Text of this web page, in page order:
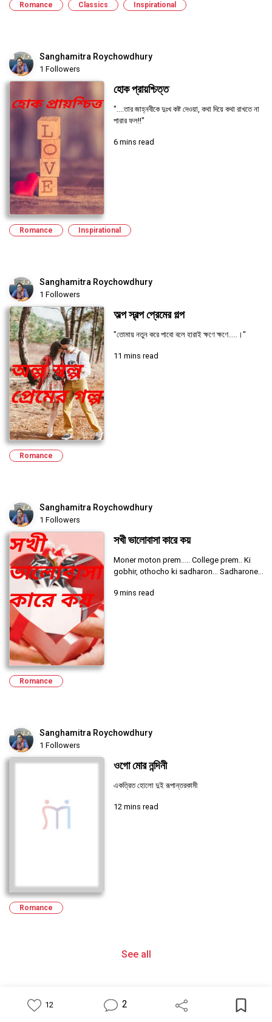
Profile
Romance Classics Inspirational
Sanghamitra Roychowdhury
1 Followers
হোক প্রায়শ্চিত্ত
"....তার জাহ্নবীকে দুঃখ কষ্ট দেওয়া, কথা দিয়ে কথা রাখতে না
পারার ফল!!"
6 mins read
Romance Inspirational
Sanghamitra Roychowdhury
1 Followers
অল্প স্বল্প প্রেমের গল্প
"তোমায় নতুন করে পাবো বলে হারাই ক্ষণে ক্ষণে.....।"
11 mins read
Romance
Sanghamitra Roychowdhury
1 Followers
সখী ভালোবাসা কারে কয়
Moner moton prem..... College prem.. Ki
gobhir, othocho ki sadharon... Sadharone...
9 mins read
Romance
Sanghamitra Roychowdhury
1 Followers
ওগো মোর নন্দিনী
একত্রিত হোলো দুই রূপান্তরকামী
12 mins read
Romance
See all
12 2